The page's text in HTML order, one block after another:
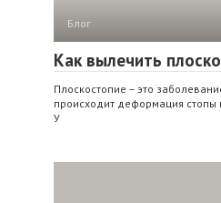
Блог
Как вылечить
Плоскостопие – это
происходит деформация
У